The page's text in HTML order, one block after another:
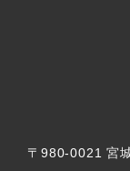
〒980-0021 宮